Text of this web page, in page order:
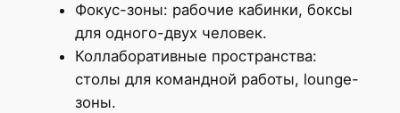
Фокус-зоны: рабочие кабинки, боксы
для одного-двух человек.
Коллаборативные пространства:
столы для командной работы, lounge-
зоны.